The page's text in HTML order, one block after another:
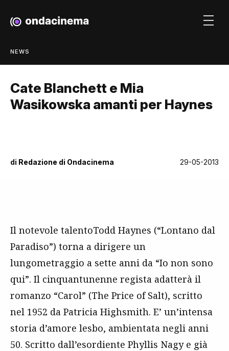
NEWS
Cate Blanchett e Mia
Wasikowska amanti per Haynes
di Redazione di Ondacinema 29-05-2013
Il notevole talentoTodd Haynes (“Lontano dal
Paradiso”) torna a dirigere un
lungometraggio a sette anni da “Io non sono
qui”. Il cinquantunenne regista adatterà il
romanzo “Carol” (The Price of Salt), scritto
nel 1952 da Patricia Highsmith. E’ un’intensa
storia d’amore lesbo, ambientata negli anni
50. Scritto dall’esordiente Phyllis Nagy e già